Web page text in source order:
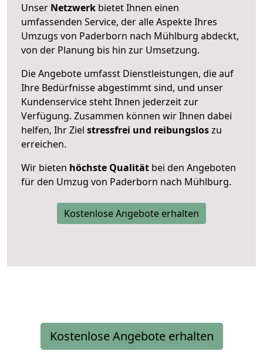
Unser Netzwerk bietet Ihnen einen
umfassenden Service, der alle Aspekte Ihres
Umzugs von Paderborn nach Mühlburg abdeckt,
von der Planung bis hin zur Umsetzung.
Die Angebote umfasst Dienstleistungen, die auf
Ihre Bedürfnisse abgestimmt sind, und unser
Kundenservice steht Ihnen jederzeit zur
Verfügung. Zusammen können wir Ihnen dabei
helfen, Ihr Ziel stressfrei und reibungsloszu
erreichen.
Wir bieten höchste Qualität bei den Angeboten
für den Umzug von Paderborn nach Mühlburg.
Kostenlose Angebote erhalten
Kostenlose Angebote erhalten